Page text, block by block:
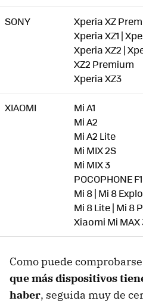
SONY
Xperia XZ
Xperia XZ1 |
Xperia XZ2 |
XZ2 Premium
Xperia XZ3
XIAOMI
Mi A1
Mi A2
Mi A2 Lite
Mi MIX 2S
Mi MIX 3
POCOPHONE F1
Mi 8 | Mi 8
Mi 8 Lite | Mi 8
Xiaomi Mi MAX
Como puede
que más dispositivos
haber, seguida muy de